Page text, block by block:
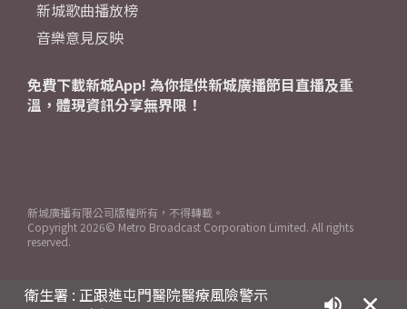
衛生署 : 正跟進屯門醫院醫療風險警示
新城歌曲播放榜
音樂意見反映
免費下載新城App! 為你提供新城廣播節目直播及重
溫，體現資訊分享無界限！
新城廣播有限公司版權所有，不得轉載。
Copyright 2026© Metro Broadcast Corporation Limited. All rights
reserved.